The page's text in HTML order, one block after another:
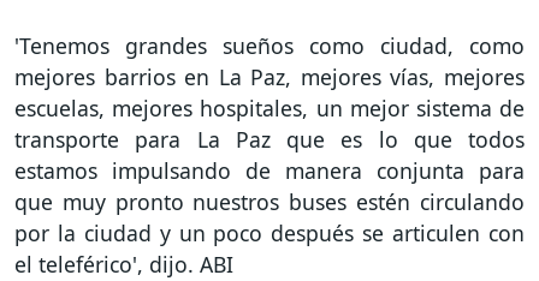
'Tenemos grandes sueños como ciudad, como
mejores barrios en La Paz, mejores vías, mejores
escuelas, mejores hospitales, un mejor sistema de
transporte para La Paz que es lo que todos
estamos impulsando de manera conjunta para
que muy pronto nuestros buses estén circulando
por la ciudad y un poco después se articulen con
el teleférico', dijo. ABI